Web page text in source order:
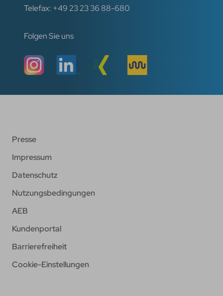
Telefax: +49 23 23 36 88-680
Folgen Sie uns
Presse
Impressum
Datenschutz
Nutzungsbedingungen
AEB
Kundenportal
Barrierefreiheit
Cookie-Einstellungen